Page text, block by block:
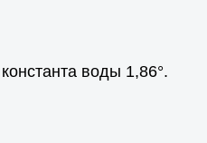
воды 1,86°.